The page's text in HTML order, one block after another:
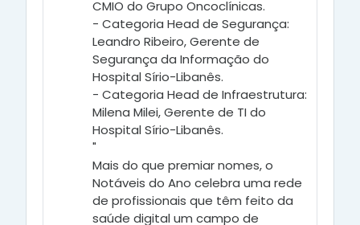
CMIO do Grupo Oncoclínicas.
- Categoria Head de Segurança:
Leandro Ribeiro, Gerente de
Segurança da Informação do
Hospital Sírio-Libanês.
- Categoria Head de Infraestrutura:
Milena Milei, Gerente de TI do
Hospital Sírio-Libanês.
"
Mais do que premiar nomes, o
Notáveis do Ano celebra uma rede
de profissionais que têm feito da
saúde digital um campo de